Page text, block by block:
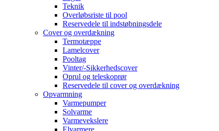
Teknik
Overløbsriste til pool
Reservedele til indstøbningsdele
Cover og overdækning
Termotæppe
Lamelcover
Pooltag
Vinter/-Sikkerhedscover
Oprul og teleskoprør
Reservedele til cover og overdækning
Opvarmning
Varmepumper
Solvarme
Varmevekslere
Elvarmere